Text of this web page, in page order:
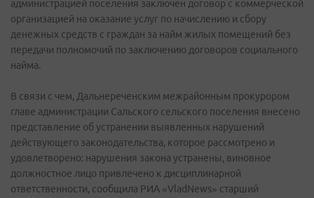
администрацией поселения заключен договор с коммерческой
организацией на оказание услуг по начислению и сбору
денежных средств с граждан за найм жилых помещений без
передачи полномочий по заключению договоров социального
найма.
В связи с чем, Дальнереченским межрайонным прокурором
главе администрации Сальского сельского поселения внесено
представление об устранении выявленных нарушений
действующего законодательства, которое рассмотрено и
удовлетворено: нарушения закона устранены, виновное
должностное лицо привлечено к дисциплинарной
ответственности, сообщила РИА «VladNews» старший